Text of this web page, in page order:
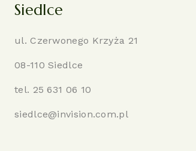
Siedlce
ul. Czerwonego Krzyża 21
08-110 Siedlce
tel. 25 631 06 10
siedlce@invision.com.pl